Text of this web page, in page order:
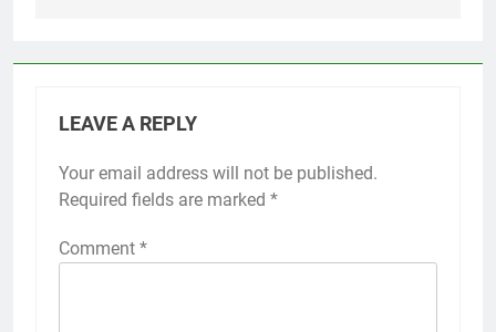
LEAVE A REPLY
Your email address will not be published.
Required fields are marked *
Comment *